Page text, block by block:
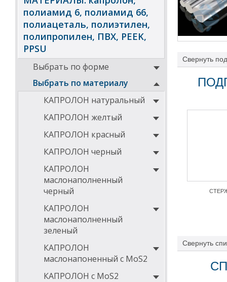
полиамид 6, полиамид 66,
полиацеталь, полиэтилен,
полипропилен, ПВХ, PEEK,
PPSU
Выбрать по форме
Выбрать по материалу
КАПРОЛОН натуральный
КАПРОЛОН желтый
КАПРОЛОН красный
КАПРОЛОН черный
КАПРОЛОН
маслонаполненный
черный
КАПРОЛОН
маслонаполненный
зеленый
КАПРОЛОН
маслонапоненный с MoS2
КАПРОЛОН с MoS2
акрила.
температуре,
повреждений.
может
способность
Свернуть
Свернуть